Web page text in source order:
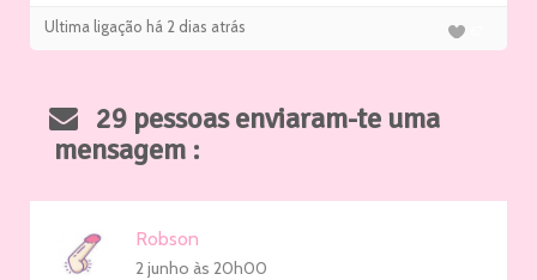
Ultima ligação há 2 dias atrás
29 pessoas enviaram-te uma
mensagem :
Robson
2 junho às 20h00